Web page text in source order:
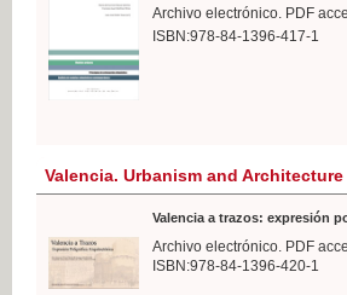
Archivo electrónico. PDF
ISBN:978-84-1396-417-1
Valencia. Urbanism and Architecture
Valencia a trazos: expresión
Archivo electrónico. PDF
ISBN:978-84-1396-420-1